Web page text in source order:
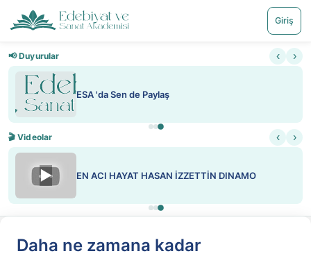
Giriş
📢 Duyurular ‹ ›
getirildi ESA 'da Sen de Paylaş
🎬 Videolar ‹ ›
▶ EN ACI HAYAT HASAN İZZETTİN
Daha ne zamana kadar